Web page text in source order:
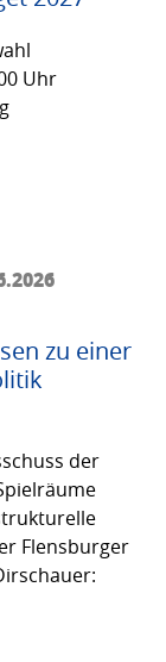
Uhr
zu einer
der
Flensburger